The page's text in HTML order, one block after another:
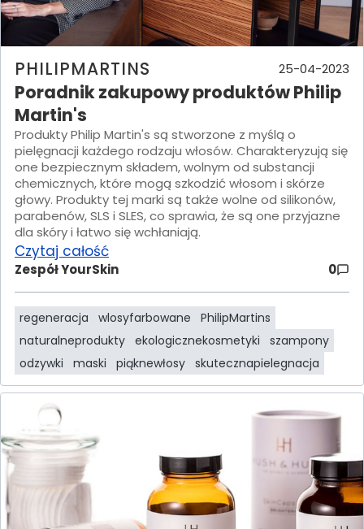
PHILIPMARTINS 25-04-2023
Poradnik zakupowy produktów Philip
Martin's
Produkty Philip Martin's są stworzone z myślą o
pielęgnacji każdego rodzaju włosów. Charakteryzują się
one bezpiecznym składem, wolnym od substancji
chemicznych, które mogą szkodzić włosom i skórze
głowy. Produkty tej marki są także wolne od silikonów,
parabenów, SLS i SLES, co sprawia, że są one przyjazne
dla skóry i łatwo się wchłaniają.
Czytaj całość
Zespół YourSkin 0
regeneracja wlosyfarbowane
PhilipMartins
naturalneprodukty ekologicznekosmetyki
szampony
odzywki
maski piąknewłosy skutecznapielegnacja